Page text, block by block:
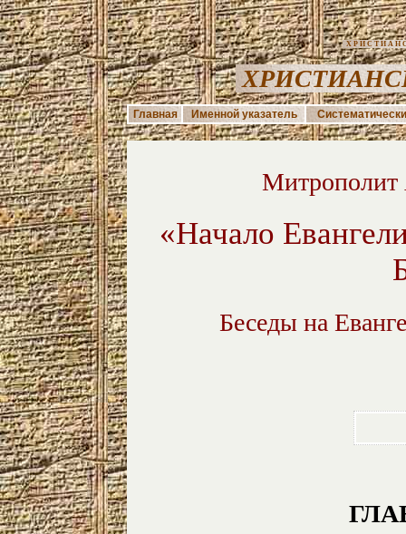
Главная Именной указатель
Митрополит
«Начало
Беседы на